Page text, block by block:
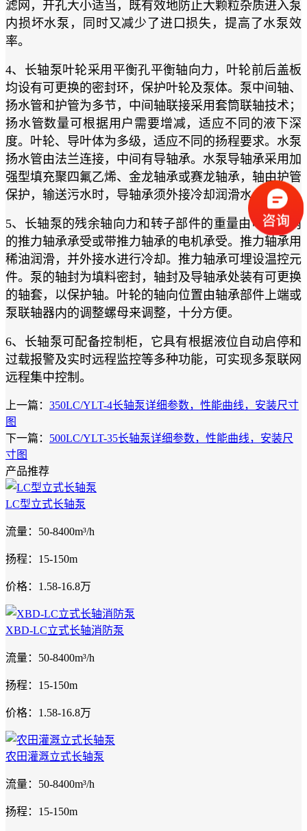
滤网，开孔大小适当，既有效地防止大颗粒杂质进入泵
内损坏水泵，同时又减少了进口损失，提高了水泵效
率。
4、长轴泵叶轮采用平衡孔平衡轴向力，叶轮前后盖板
均设有可更换的密封环，保护叶轮及泵体。泵中间轴、
扬水管和护管为多节，中间轴联接采用套筒联轴技术；
扬水管数量可根据用户需要增减，适应不同的液下深
度。叶轮、导叶体为多级，适应不同的扬程要求。水泵
扬水管由法兰连接，中间有导轴承。水泵导轴承采用加
强型填充聚四氟乙烯、金龙轴承或赛龙轴承，轴由护管
保护，输送污水时，导轴承须外接冷却润滑水。
5、长轴泵的残余轴向力和转子部件的重量由电机座内
的推力轴承承受或带推力轴承的电机承受。推力轴承用
稀油润滑，并外接水进行冷却。推力轴承可埋设温控元
件。泵的轴封为填料密封，轴封及导轴承处装有可更换
的轴套，以保护轴。叶轮的轴向位置由轴承部件上端或
泵联轴器内的调整螺母来调整，十分方便。
6、长轴泵可配备控制柜，它具有根据液位自动启停和
过载报警及实时远程监控等多种功能，可实现多泵联网
远程集中控制。
上一篇： 350LC/YLT-4长轴泵详细参数，性能曲线，安装尺寸
图
下一篇： 500LC/YLT-35长轴泵详细参数，性能曲线，安装尺
寸图
产品推荐
LC型立式长轴泵
流量：50-8400m³/h
扬程：15-150m
价格：1.58-16.8万
XBD-LC立式长轴消防泵
流量：50-8400m³/h
扬程：15-150m
价格：1.58-16.8万
农田灌溉立式长轴泵
流量：50-8400m³/h
扬程：15-150m